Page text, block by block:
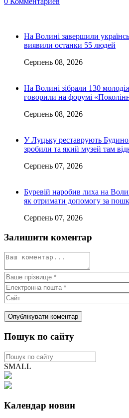
На Волині завершили
виявили останки 55 людей
Серпень 08, 2026
На Волині зібрали 130
говорили на форумі
Серпень 08, 2026
У Луцьку реставрують
зробили та який музей там
Серпень 07, 2026
Буревій наробив лиха на
як отримати допомогу за
Серпень 07, 2026
Залишити коментар
Пошук по сайту
SMALL
Календар новин